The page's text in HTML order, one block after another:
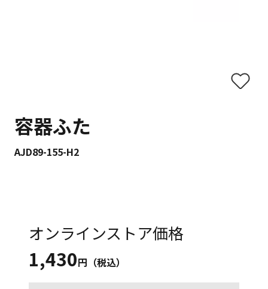
容器ふた
AJD89-155-H2
オンラインストア価格
1,430円（税込）